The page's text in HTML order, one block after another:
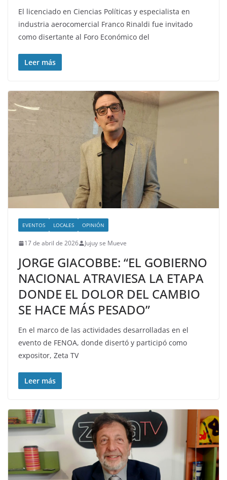
El licenciado en Ciencias Políticas y especialista en
industria aerocomercial Franco Rinaldi fue invitado
como disertante al Foro Económico del
Leer más
EVENTOS LOCALES OPINIÓN
17 de abril de 2026 Jujuy se Mueve
JORGE GIACOBBE: “EL GOBIERNO
NACIONAL ATRAVIESA LA ETAPA
DONDE EL DOLOR DEL CAMBIO
SE HACE MÁS PESADO”
En el marco de las actividades desarrolladas en el
evento de FENOA, donde disertó y participó como
expositor, Zeta TV
Leer más